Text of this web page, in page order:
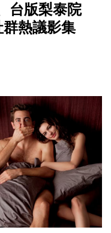
台版梨泰院
群熱議影集